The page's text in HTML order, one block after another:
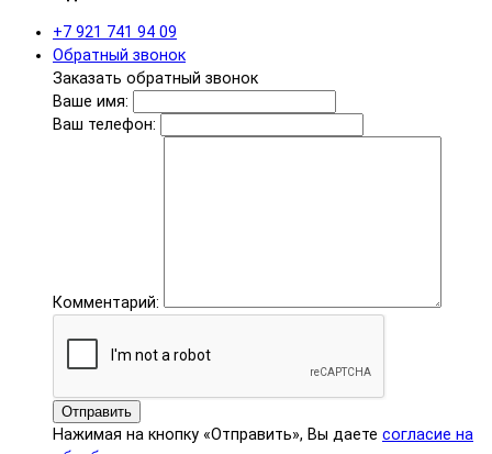
+7 921 741 94 09
Обратный звонок
Заказать обратный звонок
Ваше имя:
Ваш телефон:
Комментарий:
Отправить
Нажимая на кнопку «Отправить», Вы даете согласие на